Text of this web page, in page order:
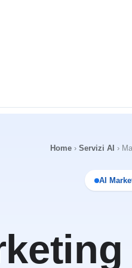
Home › Servizi AI ›
AI